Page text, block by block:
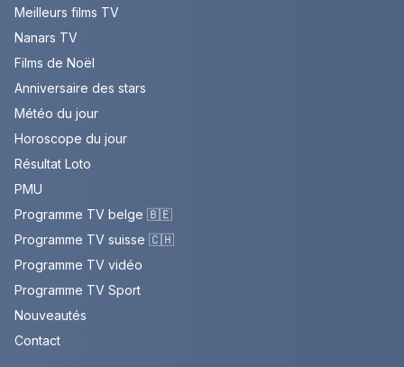
Meilleurs films TV
Nanars TV
Films de Noël
Anniversaire des stars
Météo du jour
Horoscope du jour
Résultat Loto
PMU
Programme TV belge 🇧🇪
Programme TV suisse 🇨🇭
Programme TV vidéo
Programme TV Sport
Nouveautés
Contact